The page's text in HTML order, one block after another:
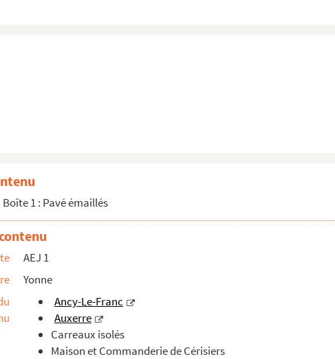
Boîte 1 : Pavé émaillés
AEJ 1
Yonne
Ancy-Le-Franc
Auxerre
Carreaux isolés
Maison et Commanderie de Cérisiers